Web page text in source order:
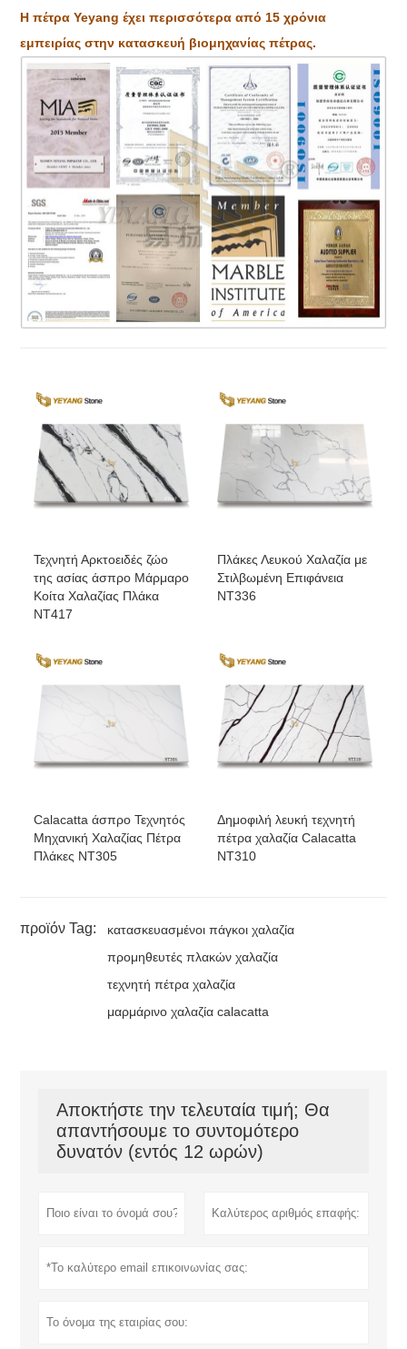
Η πέτρα Yeyang έχει περισσότερα από 15 χρόνια
εμπειρίας στην κατασκευή βιομηχανίας πέτρας.
Τεχνητή Αρκτοειδές ζώο
της ασίας άσπρο Μάρμαρο
Κοίτα Χαλαζίας Πλάκα
NT417
Πλάκες Λευκού Χαλαζία με
Στιλβωμένη Επιφάνεια
NT336
Calacatta άσπρο Τεχνητός
Μηχανική Χαλαζίας Πέτρα
Πλάκες NT305
Δημοφιλή λευκή τεχνητή
πέτρα χαλαζία Calacatta
NT310
προϊόν Tag:
κατασκευασμένοι πάγκοι χαλαζία
προμηθευτές πλακών χαλαζία
τεχνητή πέτρα χαλαζία
μαρμάρινο χαλαζία calacatta
Αποκτήστε την τελευταία τιμή; Θα
απαντήσουμε το συντομότερο
δυνατόν (εντός 12 ωρών)